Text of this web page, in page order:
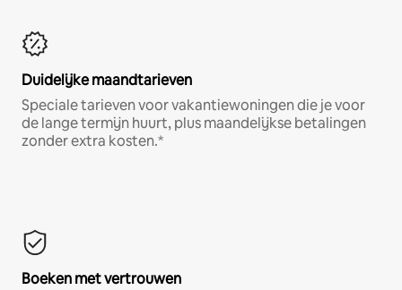
Duidelijke maandtarieven
Speciale tarieven voor vakantiewoningen die je voor
de lange termijn huurt, plus maandelijkse betalingen
zonder extra kosten.*
Boeken met vertrouwen